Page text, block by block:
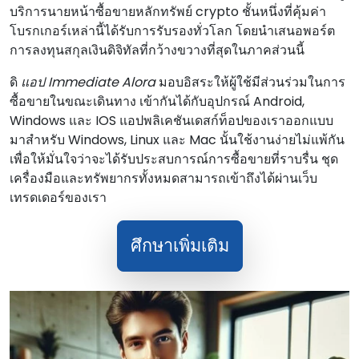
บริการนายหน้าซื้อขายหลักทรัพย์ crypto ชั้นหนึ่งที่คุ้มค่า
โบรกเกอร์เหล่านี้ได้รับการรับรองทั่วโลก โดยนําเสนอพอร์ต
การลงทุนสกุลเงินดิจิทัลที่กว้างขวางที่สุดในภาคส่วนนี้
ดิ แอป Immediate Aloraมอบอิสระให้ผู้ใช้มีส่วนร่วมในการ
ซื้อขายในขณะเดินทาง เข้ากันได้กับอุปกรณ์ Android,
Windows และ IOS แอปพลิเคชันเดสก์ท็อปของเราออกแบบ
มาสําหรับ Windows, Linux และ Mac นั้นใช้งานง่ายไม่แพ้กัน
เพื่อให้มั่นใจว่าจะได้รับประสบการณ์การซื้อขายที่ราบรื่น ชุด
เครื่องมือและทรัพยากรทั้งหมดสามารถเข้าถึงได้ผ่านเว็บ
เทรดเดอร์ของเรา
ศึกษาเพิ่มเติม